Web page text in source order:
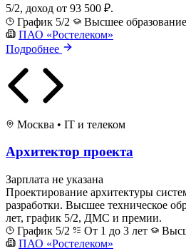
5/2, доход от 93 500 ₽.
График 5/2
Высшее образование
ПАО «Ростелеком»
Подробнее
Москва • IT и телеком
Архитектор проекта
Зарплата не указана
Проектирование архитектуры
разработки. Высшее техническое
лет, график 5/2, ДМС и премии.
График 5/2
От 1 до 3 лет
ПАО «Ростелеком»